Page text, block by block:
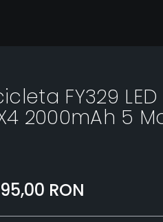
FY329
2000mAh 5
95,00 RON